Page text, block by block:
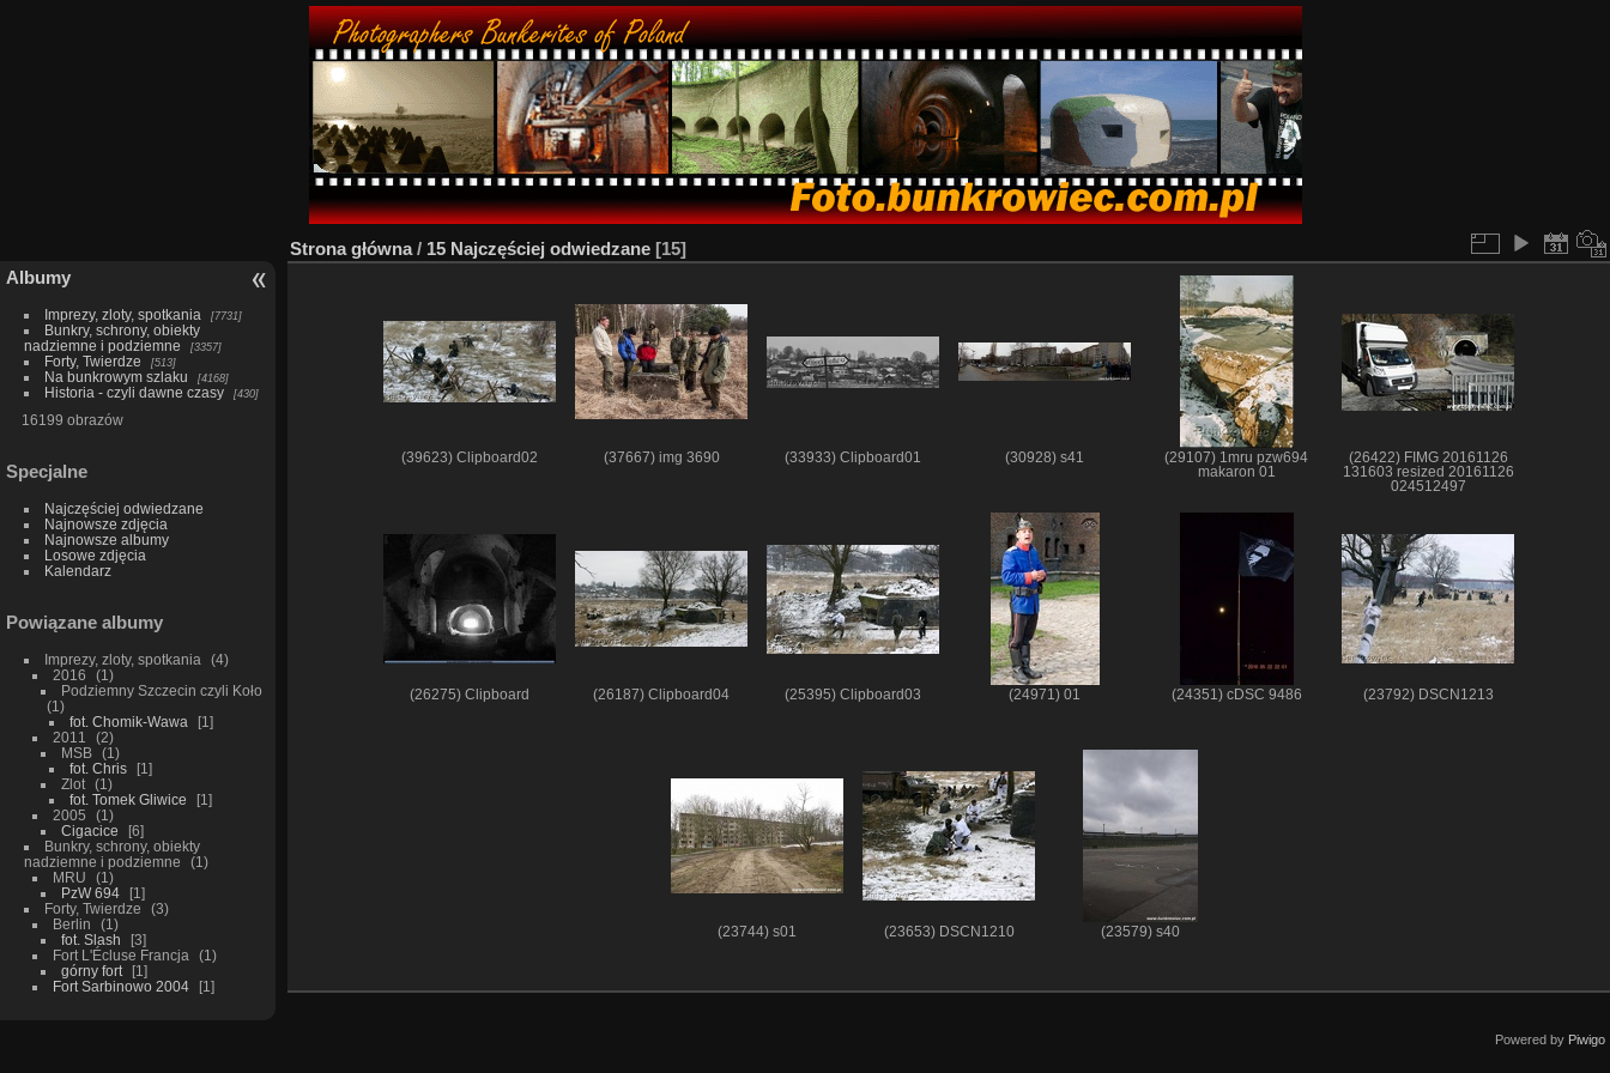
Albumy
Imprezy, zloty, spotkania 7731
Bunkry, schrony, obiekty
nadziemne i podziemne
3357
Forty, Twierdze 513
Na bunkrowym szlaku 4168
Historia - czyli dawne czasy 430
16199 obrazów
Specjalne
Najczęściej odwiedzane
Najnowsze zdjęcia
Najnowsze albumy
Losowe zdjęcia
Kalendarz
Powiązane albumy
Imprezy, zloty, spotkania
4
2016
1
Podziemny Szczecin czyli Koło
1
fot. Chomik-Wawa
1
2011
2
MSB
1
fot. Chris
1
Zlot
1
fot. Tomek Gliwice
1
2005
1
Cigacice
6
Bunkry, schrony, obiekty
nadziemne i podziemne
1
MRU
1
PzW 694
1
Forty, Twierdze
3
Berlin
1
fot. Slash
3
Fort L'Écluse Francja
1
górny fort
1
Fort Sarbinowo 2004
1
Strona główna/ 15 Najczęściej odwiedzane 15
(39623) Clipboard02 (37667) img 3690 (33933) Clipboard01 (30928) s41
(29107) 1mru pzw694
makaron 01
(26422) FIMG 20161126
131603 resized 20161126
024512497
(26275) Clipboard (26187) Clipboard04 (25395) Clipboard03 (24971) 01 (24351) cDSC 9486 (23792) DSCN1213
(23744) s01 (23653) DSCN1210 (23579) s40
Powered by Piwigo